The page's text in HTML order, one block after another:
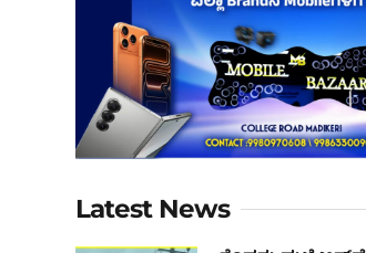
Latest News